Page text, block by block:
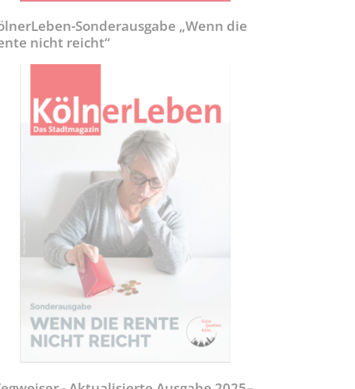
Sonderausgabe „Wenn die
nicht reicht“